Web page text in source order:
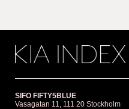
SIFO FIFTY5BLUE
Vasagatan 11, 111 20 Stockholm